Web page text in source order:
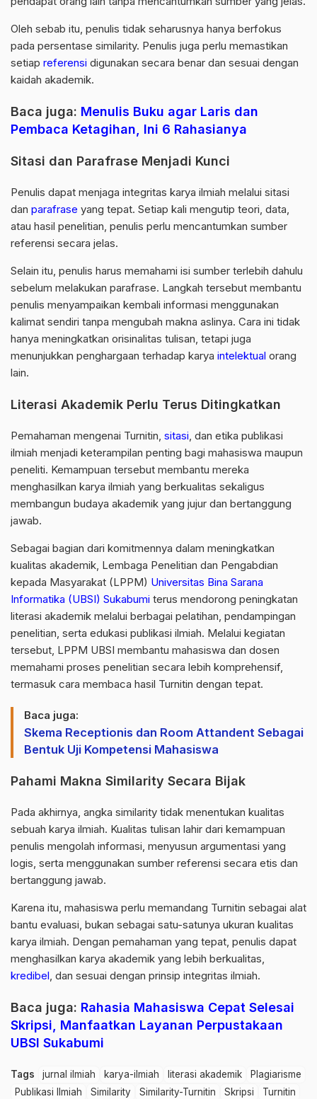
Oleh sebab itu, penulis tidak seharusnya hanya berfokus
pada persentase similarity. Penulis juga perlu memastikan
setiap referensi digunakan secara benar dan sesuai dengan
kaidah akademik.
Baca juga: Menulis Buku agar Laris dan
Pembaca Ketagihan, Ini 6 Rahasianya
Sitasi dan Parafrase Menjadi Kunci
Penulis dapat menjaga integritas karya ilmiah melalui sitasi
dan parafrase yang tepat. Setiap kali mengutip teori, data,
atau hasil penelitian, penulis perlu mencantumkan sumber
referensi secara jelas.
Selain itu, penulis harus memahami isi sumber terlebih dahulu
sebelum melakukan parafrase. Langkah tersebut membantu
penulis menyampaikan kembali informasi menggunakan
kalimat sendiri tanpa mengubah makna aslinya. Cara ini tidak
hanya meningkatkan orisinalitas tulisan, tetapi juga
menunjukkan penghargaan terhadap karya intelektual orang
lain.
Literasi Akademik Perlu Terus Ditingkatkan
Pemahaman mengenai Turnitin, sitasi, dan etika publikasi
ilmiah menjadi keterampilan penting bagi mahasiswa maupun
peneliti. Kemampuan tersebut membantu mereka
menghasilkan karya ilmiah yang berkualitas sekaligus
membangun budaya akademik yang jujur dan bertanggung
jawab.
Sebagai bagian dari komitmennya dalam meningkatkan
kualitas akademik, Lembaga Penelitian dan Pengabdian
kepada Masyarakat (LPPM) Universitas Bina Sarana
Informatika (UBSI) Sukabumi terus mendorong peningkatan
literasi akademik melalui berbagai pelatihan, pendampingan
penelitian, serta edukasi publikasi ilmiah. Melalui kegiatan
tersebut, LPPM UBSI membantu mahasiswa dan dosen
memahami proses penelitian secara lebih komprehensif,
termasuk cara membaca hasil Turnitin dengan tepat.
Baca juga:
Skema Receptionis dan Room Attandent Sebagai
Bentuk Uji Kompetensi Mahasiswa
Pahami Makna Similarity Secara Bijak
Pada akhirnya, angka similarity tidak menentukan kualitas
sebuah karya ilmiah. Kualitas tulisan lahir dari kemampuan
penulis mengolah informasi, menyusun argumentasi yang
logis, serta menggunakan sumber referensi secara etis dan
bertanggung jawab.
Karena itu, mahasiswa perlu memandang Turnitin sebagai alat
bantu evaluasi, bukan sebagai satu-satunya ukuran kualitas
karya ilmiah. Dengan pemahaman yang tepat, penulis dapat
menghasilkan karya akademik yang lebih berkualitas,
kredibel, dan sesuai dengan prinsip integritas ilmiah.
Baca juga: Rahasia Mahasiswa Cepat Selesai
Skripsi, Manfaatkan Layanan Perpustakaan
UBSI Sukabumi
Tags jurnal ilmiah karya-ilmiah literasi akademik
Plagiarisme
Publikasi Ilmiah
Similarity Similarity-Turnitin Skripsi Turnitin